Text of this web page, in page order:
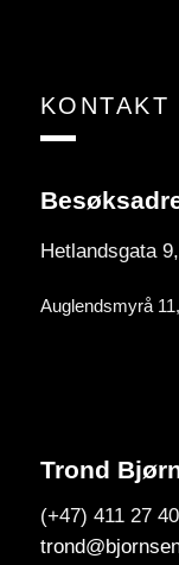
KONTAKT
Hetlandsgata
Auglendsmyrå
Trond
(+47) 411 27